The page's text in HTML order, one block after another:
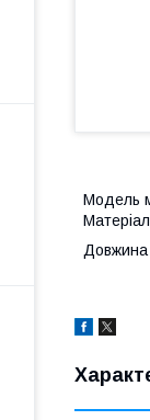
Модель